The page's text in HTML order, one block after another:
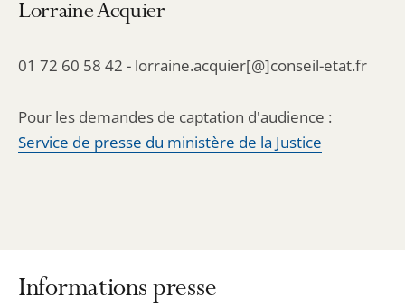
Lorraine Acquier
01 72 60 58 42 - lorraine.acquier[@]conseil-etat.fr
Pour les demandes de captation d'audience :
Service de presse du ministère de la Justice
Informations presse